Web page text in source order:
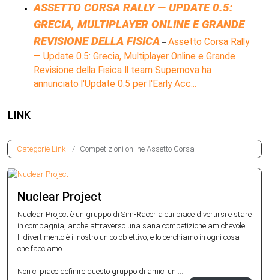
ASSETTO CORSA RALLY — UPDATE 0.5:
GRECIA, MULTIPLAYER ONLINE E GRANDE
REVISIONE DELLA FISICA – Assetto Corsa Rally
— Update 0.5: Grecia, Multiplayer Online e Grande
Revisione della Fisica Il team Supernova ha
annunciato l'Update 0.5 per l'Early Acc...
LINK
Categorie Link Competizioni online Assetto Corsa
Nuclear Project
Nuclear Project è un gruppo di Sim-Racer a cui piace divertirsi e stare
in compagnia, anche attraverso una sana competizione amichevole.
Il divertimento è il nostro unico obiettivo, e lo cerchiamo in ogni cosa
che facciamo.
Non ci piace definire questo gruppo di amici un ...